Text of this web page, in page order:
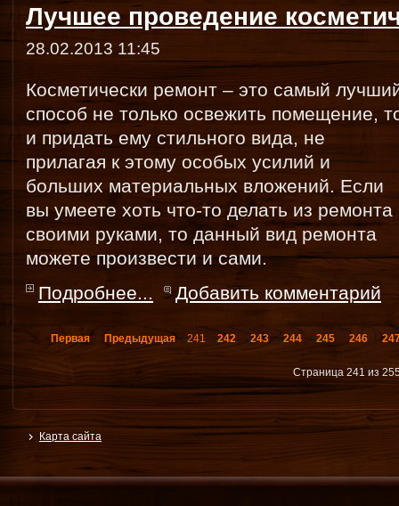
Лучшее проведение
28.02.2013 11:45
Косметически ремонт – это самый
способ не только освежить помещение,
и придать ему стильного вида, не
прилагая к этому особых усилий и
больших материальных вложений. Если
вы умеете хоть что-то делать из ремонта
своими руками, то данный вид ремонта
можете произвести и сами.
Подробнее...
Добавить комментарий
Первая Предыдущая 241 242 243 244 245 246
Страница 241 из
Карта сайта